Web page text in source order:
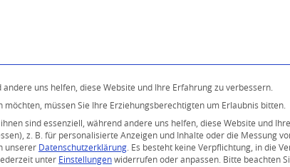
uns helfen, diese Website und Ihre Erfahrung zu verbessern.
müssen Sie Ihre Erziehungsberechtigten um Erlaubnis bitten.
sind essenziell, während andere uns helfen, diese Website und
z. B. für personalisierte Anzeigen und Inhalte oder die Messung
unserer Datenschutzerklärung
Es besteht keine Verpflichtung, in die
unter Einstellungen widerrufen oder anpassen.
Bitte beachten